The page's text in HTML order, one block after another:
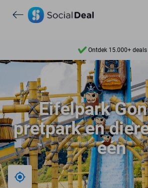
Ontdek 15.000+ deals
7 dagen per week
10+ miljoen leden
Ontdek 15.000+ deals
Eifelpark
pretpark en
één
Bij mij in de buurt